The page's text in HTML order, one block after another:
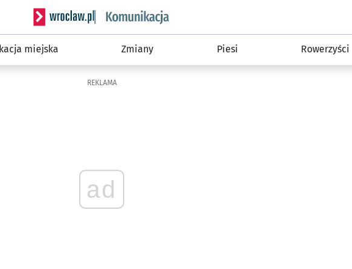
Serwis informacyjny wroclaw.pl podserwis: Komunikacja
miejska Zmiany Piesi Rowerzyści
REKLAMA
ad